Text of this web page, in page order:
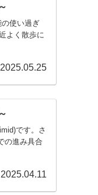
使い過ぎ
よく散歩に
2025.05.25
です。さ
の進み具合
2025.04.11